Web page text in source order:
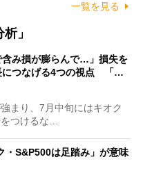
一覧を見る
」
含み損が膨らんで…」損失を
につなげる4つの視点 「…
まり、7月中旬にはキオク
をつけるな…
・S&P500は足踏み」が意味